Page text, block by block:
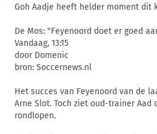
Goh Aadje heeft helder moment dit
De Mos: "Feyenoord doet er goed
Vandaag, 13:15
door Domenic
bron: Soccernews.nl
Het succes van Feyenoord van de
Arne Slot. Toch ziet oud-trainer
rondlopen.